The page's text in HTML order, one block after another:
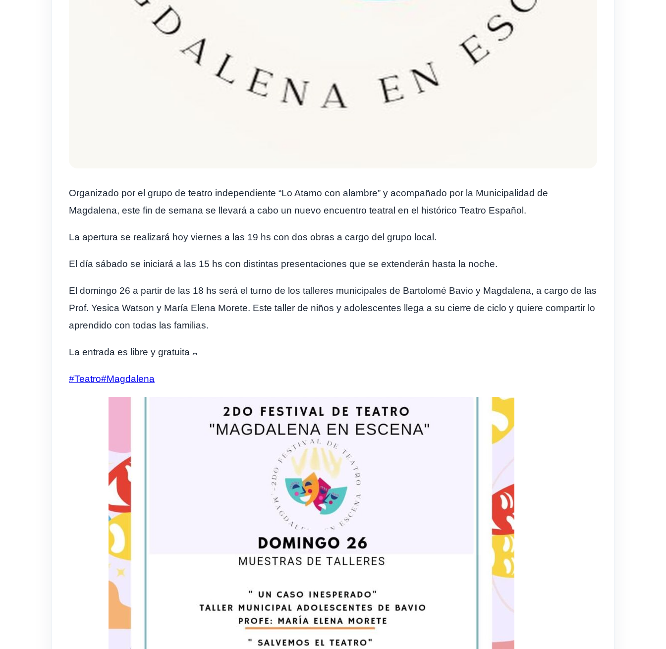
Organizado por el grupo de teatro independiente “Lo Atamo con alambre” y acompañado por la Municipalidad de
Magdalena, este fin de semana se llevará a cabo un nuevo encuentro teatral en el histórico Teatro Español.
La apertura se realizará hoy viernes a las 19 hs con dos obras a cargo del grupo local.
El día sábado se iniciará a las 15 hs con distintas presentaciones que se extenderán hasta la noche.
El domingo 26 a partir de las 18 hs será el turno de los talleres municipales de Bartolomé Bavio y Magdalena, a cargo de las
Prof. Yesica Watson y María Elena Morete. Este taller de niños y adolescentes llega a su cierre de ciclo y quiere compartir lo
aprendido con todas las familias.
La entrada es libre y gratuita
#Teatro#Magdalena